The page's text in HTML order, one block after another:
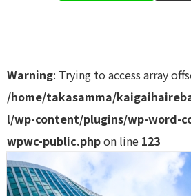
Warning: Trying to access array
/home/takasamma/
l/wp-content/plugins/wp-word-
wpwc-public.phpon line 123